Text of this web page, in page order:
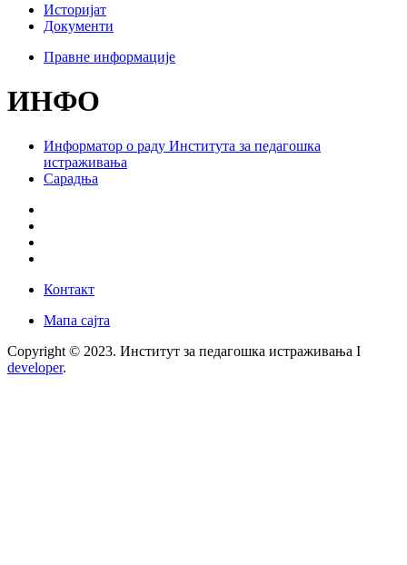
Историјат
Документи
Правне информације
ИНФО
Информатор о раду Института за педагошка
истраживања
Сарадња
Контакт
Мапа сајта
Copyright © 2023. Институт за педагошка истраживања I
developer.